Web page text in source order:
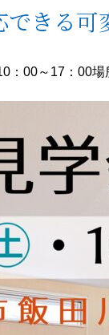
できる
：00～17：00場